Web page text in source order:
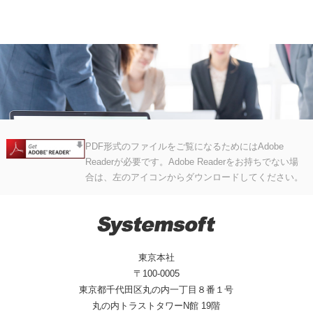
PDF形式のファイルをご覧になるためにはAdobe
Readerが必要です。Adobe Readerをお持ちでない場
合は、左のアイコンからダウンロードしてください。
東京本社
〒100-0005
東京都千代田区丸の内一丁目８番１号
丸の内トラストタワーN館 19階